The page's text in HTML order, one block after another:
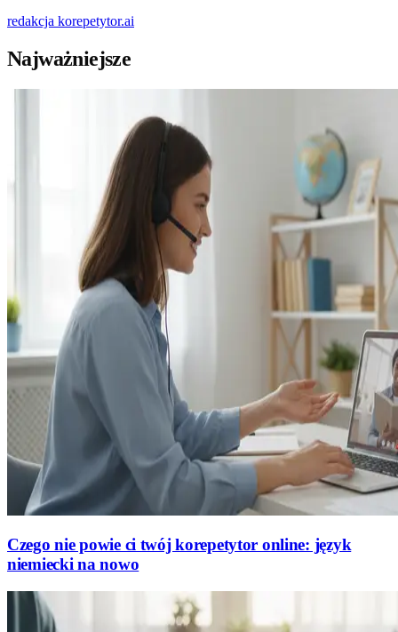
redakcja korepetytor.ai
Najważniejsze
Czego nie powie ci twój korepetytor online: język
niemiecki na nowo